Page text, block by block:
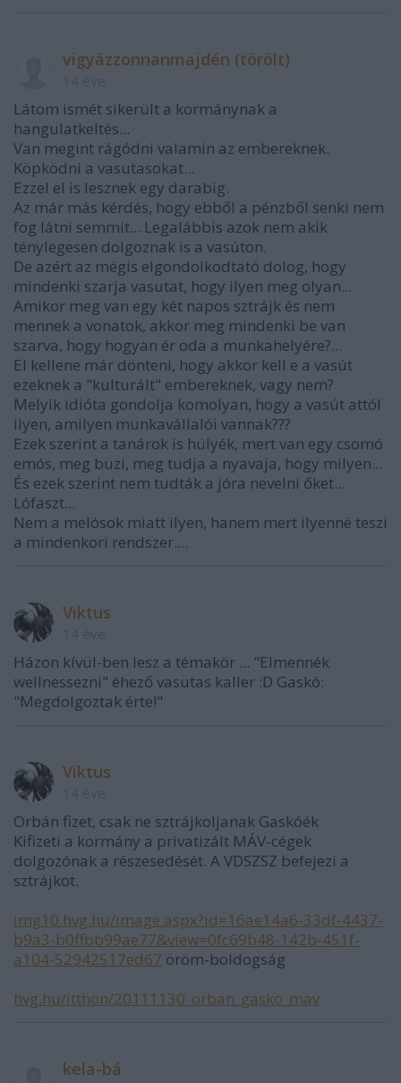
vigyázzonnanmajdén (törölt)
Látom ismét sikerült a kormánynak a
hangulatkeltés...
Van megint rágódni valamin az embereknek.
Köpködni a vasutasokat...
Ezzel el is lesznek egy darabig.
Az már más kérdés, hogy ebből a pénzből senki nem
fog látni semmit... Legalábbis azok nem akik
ténylegesen dolgoznak is a vasúton.
De azért az mégis elgondolkodtató dolog, hogy
mindenki szarja vasutat, hogy ilyen meg olyan...
Amikor meg van egy két napos sztrájk és nem
mennek a vonatok, akkor meg mindenki be van
szarva, hogy hogyan ér oda a munkahelyére?...
El kellene már dönteni, hogy akkor kell e a vasút
ezeknek a "kulturált" embereknek, vagy nem?
Melyik idióta gondolja komolyan, hogy a vasút attól
ilyen, amilyen munkavállalói vannak???
Ezek szerint a tanárok is hülyék, mert van egy csomó
emós, meg buzi, meg tudja a nyavaja, hogy milyen...
És ezek szerint nem tudták a jóra nevelni őket...
Lófaszt...
Nem a melósok miatt ilyen, hanem mert ilyenné teszi
a mindenkori rendszer....
Viktus
Házon kívül-ben lesz a témakör ... "Elmennék
wellnessezni" éhező vasutas kaller :D Gaskó:
"Megdolgoztak érte!"
Viktus
Orbán fizet, csak ne sztrájkoljanak Gaskóék
Kifizeti a kormány a privatizált MÁV-cégek
dolgozónak a részesedését. A VDSZSZ befejezi a
sztrájkot.
img10.hvg.hu/image.aspx?id=16ae14a6-33df-4437-
b9a3-b0ffbb99ae77&view=0fc69b48-142b-451f-
a104-52942517ed67 öröm-boldogság
hvg.hu/itthon/20111130_orban_gasko_mav
kela-bá